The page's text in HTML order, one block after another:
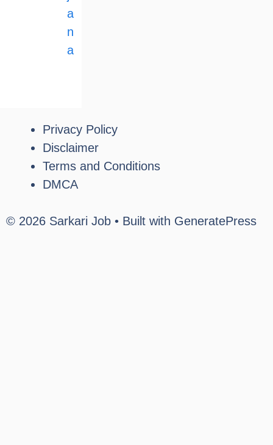
a
n
a
Privacy Policy
Disclaimer
Terms and Conditions
DMCA
© 2026 Sarkari Job • Built with GeneratePress